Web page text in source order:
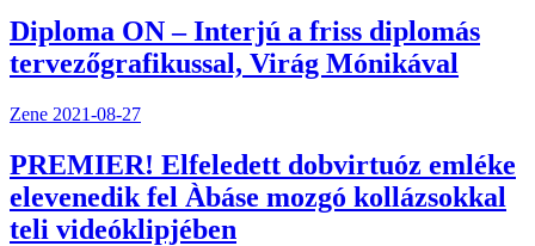
Diploma ON – Interjú a friss diplomás
tervezőgrafikussal, Virág Mónikával
Zene 2021-08-27
PREMIER! Elfeledett dobvirtuóz emléke
elevenedik fel Àbáse mozgó kollázsokkal
teli videóklipjében